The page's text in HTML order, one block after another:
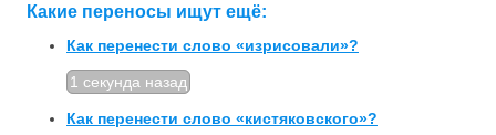
Какие переносы ищут ещё:
Как перенести слово «изрисовали»?
1 секунда назад
Как перенести слово «кистяковского»?